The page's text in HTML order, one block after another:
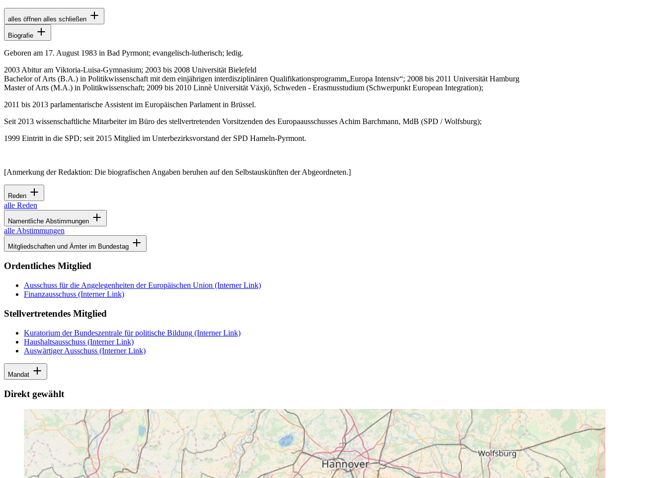
alles öffnen alles schließen
Biografie
Geboren am 17. August 1983 in Bad Pyrmont; evangelisch-lutherisch; ledig.
2003 Abitur am Viktoria-Luisa-Gymnasium; 2003 bis 2008 Universität Bielefeld
Bachelor of Arts (B.A.) in Politikwissenschaft mit dem einjährigen interdisziplinären Qualifikationsprogramm„Europa Intensiv“; 2008 bis 2011 Universität Hamburg
Master of Arts (M.A.) in Politikwissenschaft; 2009 bis 2010 Linnè Universität Växjö, Schweden - Erasmusstudium (Schwerpunkt European Integration);
2011 bis 2013 parlamentarische Assistent im Europäischen Parlament in Brüssel.
Seit 2013 wissenschaftliche Mitarbeiter im Büro des stellvertretenden Vorsitzenden des Europaausschusses Achim Barchmann, MdB (SPD / Wolfsburg);
1999 Eintritt in die SPD; seit 2015 Mitglied im Unterbezirksvorstand der SPD Hameln-Pyrmont.
[Anmerkung der Redaktion: Die biografischen Angaben beruhen auf den Selbstauskünften der Abgeordneten.]
Reden
alle Reden
Namentliche Abstimmungen
alle Abstimmungen
Mitgliedschaften und Ämter im Bundestag
Ordentliches Mitglied
Ausschuss für die Angelegenheiten der Europäischen Union (Interner Link)
Finanzausschuss (Interner Link)
Stellvertretendes Mitglied
Kuratorium der Bundeszentrale für politische Bildung (Interner Link)
Haushaltsausschuss (Interner Link)
Auswärtiger Ausschuss (Interner Link)
Mandat
Direkt gewählt